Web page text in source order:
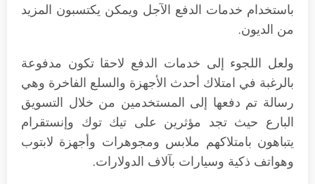
باستخدام خدمات الدفع الآجل ويمكن يكتسبون المزيد
من الديون.
ولعل اللجوء إلى خدمات الدفع لاحقا تكون مدفوعة
بالرغبة في امتلاك أحدث الأجهزة والسلع الفاخرة وهي
رسالة تم دفعها إلى المستخدمين من خلال التسويق
البارع حيث تجد مؤثرين على تيك توك وإنستقرام
يتباهون بامتلاكهم ملابس ومجوهرات وأجهزة لابتوب
وهواتف ذكية وسيارات بآلاف الدولارات.